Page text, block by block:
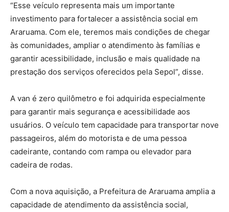
“Esse veículo representa mais um importante
investimento para fortalecer a assistência social em
Araruama. Com ele, teremos mais condições de chegar
às comunidades, ampliar o atendimento às famílias e
garantir acessibilidade, inclusão e mais qualidade na
prestação dos serviços oferecidos pela Sepol”, disse.
A van é zero quilômetro e foi adquirida especialmente
para garantir mais segurança e acessibilidade aos
usuários. O veículo tem capacidade para transportar nove
passageiros, além do motorista e de uma pessoa
cadeirante, contando com rampa ou elevador para
cadeira de rodas.
Com a nova aquisição, a Prefeitura de Araruama amplia a
capacidade de atendimento da assistência social,